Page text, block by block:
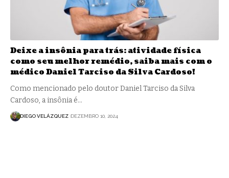
Deixe a insônia para trás: atividade física
como seu melhor remédio, saiba mais com o
médico Daniel Tarciso da Silva Cardoso!
Como mencionado pelo doutor Daniel Tarciso da Silva
Cardoso, a insônia é…
DIEGO VELÁZQUEZ DEZEMBRO 10, 2024